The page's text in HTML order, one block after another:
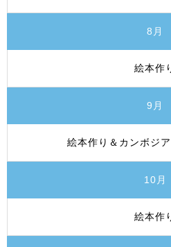
8月
絵本作
9月
絵本作り＆カンボジ
10月
絵本作